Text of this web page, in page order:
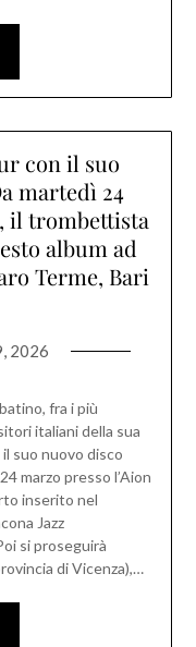
con il suo
martedì 24
il trombettista
album ad
Terme, Bari
2026
fra i più
italiani della sua
suo nuovo disco
marzo presso l’Aion
inserito nel
Jazz
si proseguirà
di Vicenza),…